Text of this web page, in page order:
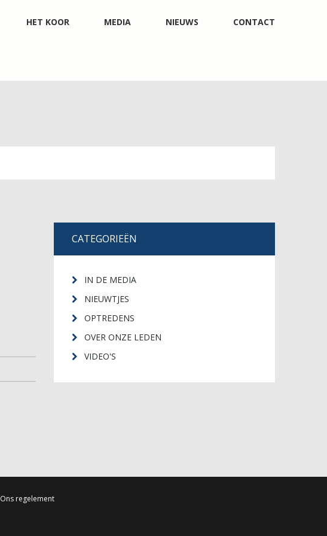
HET KOOR MEDIA NIEUWS CONTACT
CATEGORIEËN
IN DE MEDIA
NIEUWTJES
OPTREDENS
OVER ONZE LEDEN
VIDEO'S
Ons regelement